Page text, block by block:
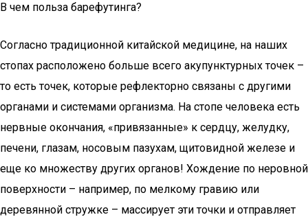
В чем польза барефутинга?
Согласно традиционной китайской медицине, на наших
стопах расположено больше всего акупунктурных точек –
то есть точек, которые рефлекторно связаны с другими
органами и системами организма. На стопе человека есть
нервные окончания, «привязанные» к сердцу, желудку,
печени, глазам, носовым пазухам, щитовидной железе и
еще ко множеству других органов! Хождение по неровной
поверхности – например, по мелкому гравию или
деревянной стружке – массирует эти точки и отправляет